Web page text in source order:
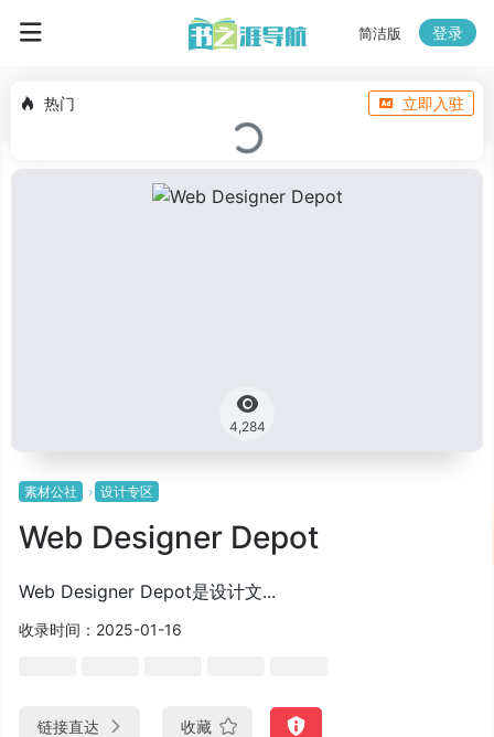
简洁版 登录
热门 立即入驻
4,284
素材公社 设计专区
Web Designer Depot
Web Designer Depot是设计文...
收录时间：2025-01-16
链接直达 收藏